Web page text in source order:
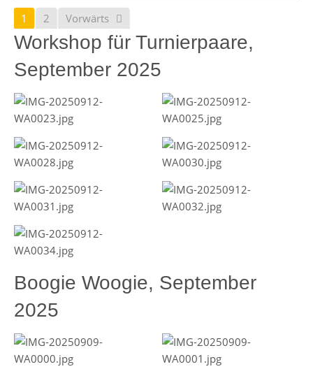
1 2 Vorwärts
Workshop für Turnierpaare,
September 2025
Boogie Woogie, September
2025